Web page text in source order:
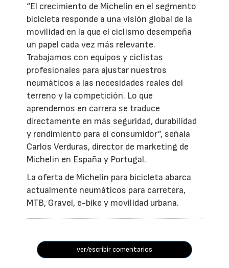
“El crecimiento de Michelin en el segmento
bicicleta responde a una visión global de la
movilidad en la que el ciclismo desempeña
un papel cada vez más relevante.
Trabajamos con equipos y ciclistas
profesionales para ajustar nuestros
neumáticos a las necesidades reales del
terreno y la competición. Lo que
aprendemos en carrera se traduce
directamente en más seguridad, durabilidad
y rendimiento para el consumidor”, señala
Carlos Verduras, director de marketing de
Michelin en España y Portugal.
La oferta de Michelin para bicicleta abarca
actualmente neumáticos para carretera,
MTB, Gravel, e-bike y movilidad urbana.
ver/escribir comentarios